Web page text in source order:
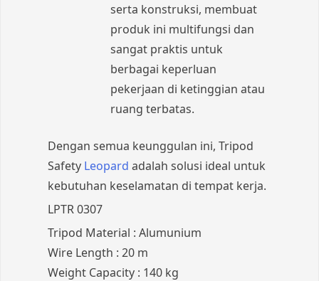
serta konstruksi, membuat
produk ini multifungsi dan
sangat praktis untuk
berbagai keperluan
pekerjaan di ketinggian atau
ruang terbatas.
Dengan semua keunggulan ini, Tripod
Safety Leopard adalah solusi ideal untuk
kebutuhan keselamatan di tempat kerja.
LPTR 0307
Tripod Material : Alumunium
Wire Length : 20 m
Weight Capacity : 140 kg